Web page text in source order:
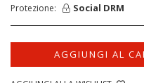
Protezione: Social DRM
AGGIUNGI AL